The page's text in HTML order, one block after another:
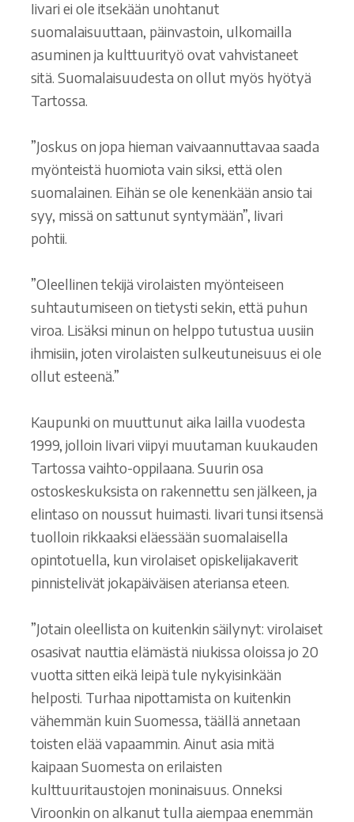
Iivari ei ole itsekään unohtanut
suomalaisuuttaan, päinvastoin, ulkomailla
asuminen ja kulttuurityö ovat vahvistaneet
sitä. Suomalaisuudesta on ollut myös hyötyä
Tartossa.
”Joskus on jopa hieman vaivaannuttavaa saada
myönteistä huomiota vain siksi, että olen
suomalainen. Eihän se ole kenenkään ansio tai
syy, missä on sattunut syntymään”, Iivari
pohtii.
”Oleellinen tekijä virolaisten myönteiseen
suhtautumiseen on tietysti sekin, että puhun
viroa. Lisäksi minun on helppo tutustua uusiin
ihmisiin, joten virolaisten sulkeutuneisuus ei ole
ollut esteenä.”
Kaupunki on muuttunut aika lailla vuodesta
1999, jolloin Iivari viipyi muutaman kuukauden
Tartossa vaihto-oppilaana. Suurin osa
ostoskeskuksista on rakennettu sen jälkeen, ja
elintaso on noussut huimasti. Iivari tunsi itsensä
tuolloin rikkaaksi eläessään suomalaisella
opintotuella, kun virolaiset opiskelijakaverit
pinnistelivät jokapäiväisen ateriansa eteen.
”Jotain oleellista on kuitenkin säilynyt: virolaiset
osasivat nauttia elämästä niukissa oloissa jo 20
vuotta sitten eikä leipä tule nykyisinkään
helposti. Turhaa nipottamista on kuitenkin
vähemmän kuin Suomessa, täällä annetaan
toisten elää vapaammin. Ainut asia mitä
kaipaan Suomesta on erilaisten
kulttuuritaustojen moninaisuus. Onneksi
Viroonkin on alkanut tulla aiempaa enemmän